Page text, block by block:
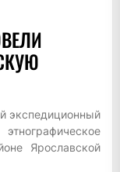
экспедиционный
Ярославской